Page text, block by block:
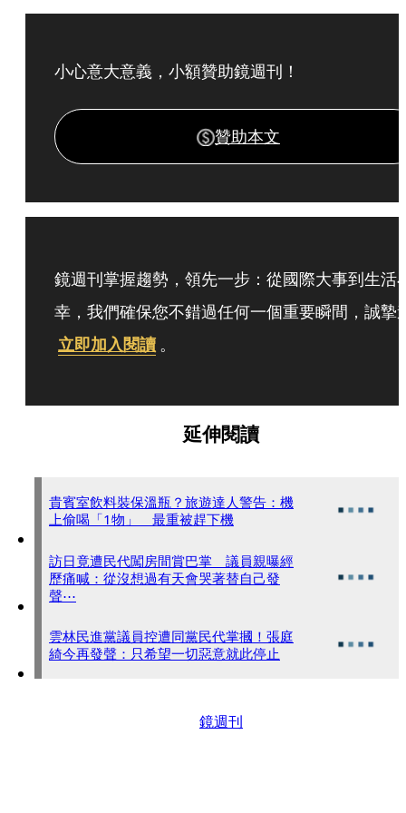
小心意大意義，小額贊助鏡週刊！
贊助本文
鏡週刊掌握趨勢，領先一步：從國際大事到生活
幸，我們確保您不錯過任何一個重要瞬間，誠摯
立即加入閱讀 。
延伸閱讀
貴賓室飲料裝保溫瓶？旅遊達人警告：機
上偷喝「1物」 最重被趕下機
訪日竟遭民代闖房間賞巴掌 議員親曝經
歷痛喊：從沒想過有天會哭著替自己發
聲⋯
雲林民進黨議員控遭同黨民代掌摑！張庭
綺今再發聲：只希望一切惡意就此停止
鏡週刊